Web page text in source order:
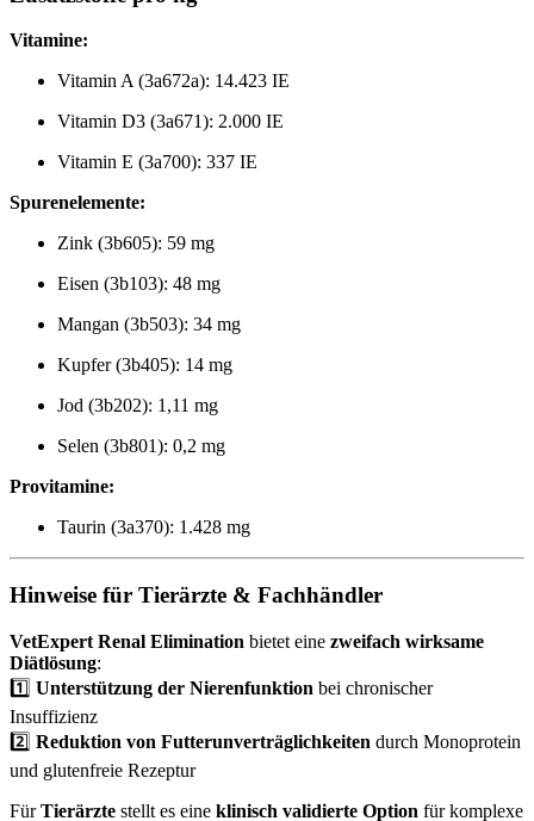
Vitamine:
Vitamin A (3a672a): 14.423 IE
Vitamin D3 (3a671): 2.000 IE
Vitamin E (3a700): 337 IE
Spurenelemente:
Zink (3b605): 59 mg
Eisen (3b103): 48 mg
Mangan (3b503): 34 mg
Kupfer (3b405): 14 mg
Jod (3b202): 1,11 mg
Selen (3b801): 0,2 mg
Provitamine:
Taurin (3a370): 1.428 mg
Hinweise für Tierärzte & Fachhändler
VetExpert Renal Elimination bietet eine zweifach wirksame
Diätlösung:
1️⃣ Unterstützung der Nierenfunktion bei chronischer
Insuffizienz
2️⃣ Reduktion von Futterunverträglichkeiten durch Monoprotein
und glutenfreie Rezeptur
FürTierärzte stellt es eine klinisch validierte Option für komplexe